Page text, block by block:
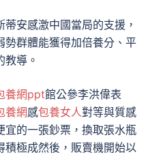
安感激中國當局的支援，
勢群體能獲得加倍養分、平
導。
養網ppt館公參李洪偉表
養網感包養女人對等與質感
宜的一張鈔票，換取張水瓶
積極成然後，販賣機開始以